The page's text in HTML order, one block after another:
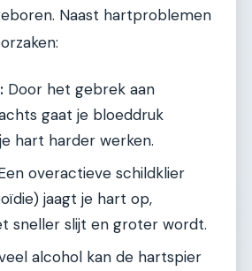
Naast hartproblemen
Door het gebrek aan
gaat je bloeddruk
hart harder werken.
overactieve schildklier
jaagt je hart op,
sneller slijt en groter wordt.
alcohol kan de hartspier